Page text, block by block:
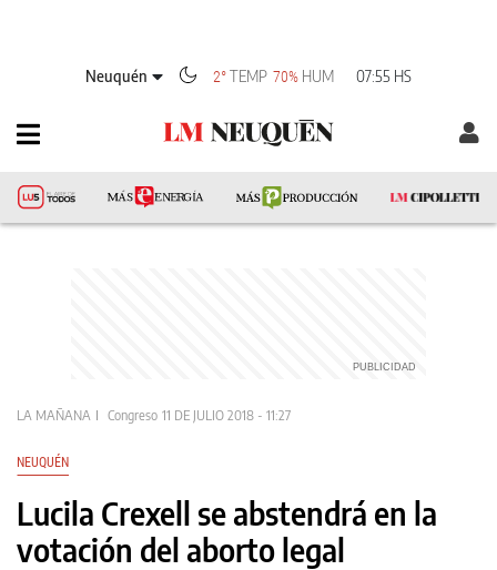
Neuquén 2°TEMP 70% HUM 07:55 HS
LA MAÑANA Congreso 11 DE JULIO 2018 - 11:27
NEUQUÉN
Lucila Crexell se abstendrá en la
votación del aborto legal